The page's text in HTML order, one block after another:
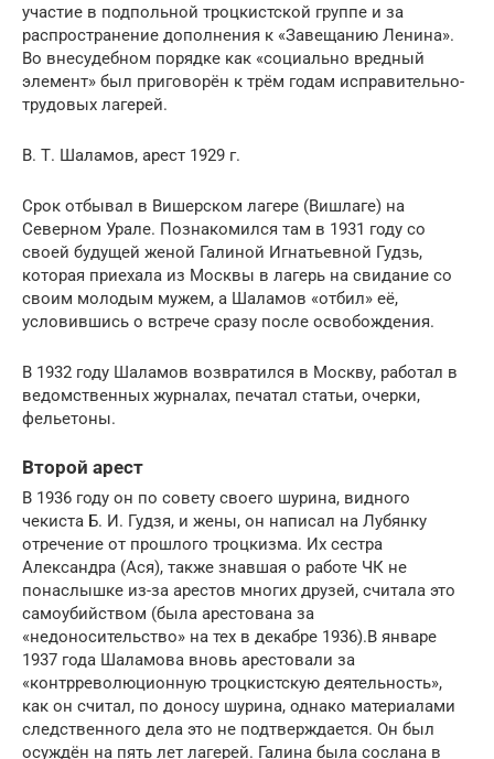
участие в подпольной троцкистской группе и за
распространение дополнения к «Завещанию Ленина».
Во внесудебном порядке как «социально вредный
элемент» был приговорён к трём годам исправительно-
трудовых лагерей.
В. Т. Шаламов, арест 1929 г.
Срок отбывал в Вишерском лагере (Вишлаге) на
Северном Урале. Познакомился там в 1931 году со
своей будущей женой Галиной Игнатьевной Гудзь,
которая приехала из Москвы в лагерь на свидание со
своим молодым мужем, а Шаламов «отбил» её,
условившись о встрече сразу после освобождения.
В 1932 году Шаламов возвратился в Москву, работал в
ведомственных журналах, печатал статьи, очерки,
фельетоны.
Второй арест
В 1936 году он по совету своего шурина, видного
чекиста Б. И. Гудзя, и жены, он написал на Лубянку
отречение от прошлого троцкизма. Их сестра
Александра (Ася), также знавшая о работе ЧК не
понаслышке из-за арестов многих друзей, считала это
самоубийством (была арестована за
«недоносительство» на тех в декабре 1936).В январе
1937 года Шаламова вновь арестовали за
«контрреволюционную троцкистскую деятельность»,
как он считал, по доносу шурина, однако материалами
следственного дела это не подтверждается. Он был
осуждён на пять лет лагерей. Галина была сослана в